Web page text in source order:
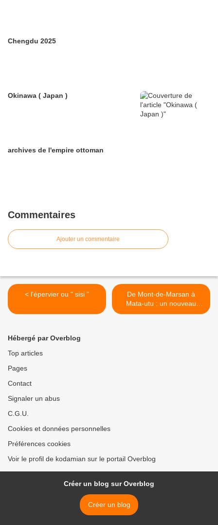
Chengdu 2025
Okinawa ( Japan )
archives de l'empire ottoman
Commentaires
Ajouter un commentaire
< l'épervier ou " sisi "
De Mont-de-Marsan à
Mata-utu : un nouveau
directeur >
Hébergé par Overblog
Top articles
Pages
Contact
Signaler un abus
C.G.U.
Cookies et données personnelles
Préférences cookies
Voir le profil de kodamian sur le portail Overblog
Créer un blog sur Overblog
Créer un blog